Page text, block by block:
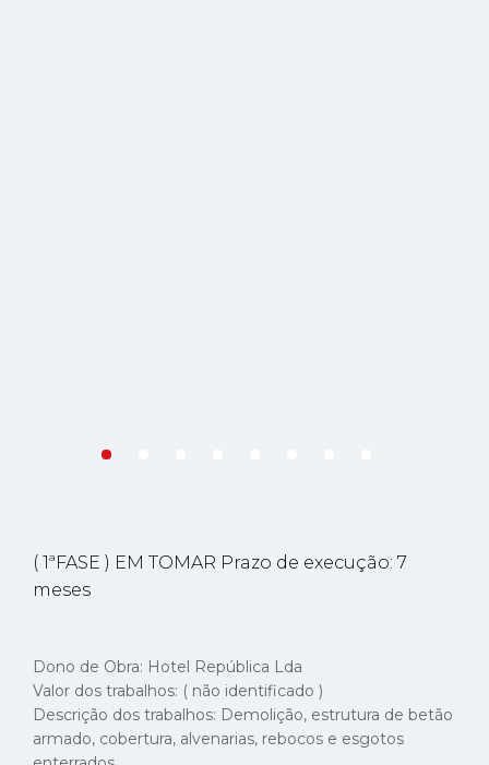
( 1ªFASE ) EM TOMAR Prazo de execução: 7
meses
Dono de Obra: Hotel República Lda
Valor dos trabalhos: ( não identificado )
Descrição dos trabalhos: Demolição, estrutura de betão
armado, cobertura, alvenarias, rebocos e esgotos
Dafundo, Oeiras - Portugal
Facebook Instagram Linkedin
*(Custo de chamada para rede fixa nacional)